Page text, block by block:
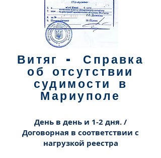
Витяг - Справка
об отсутствии
судимости в
Мариуполе
День в день и 1-2 дня. /
Договорная в соответствии с
нагрузкой реестра